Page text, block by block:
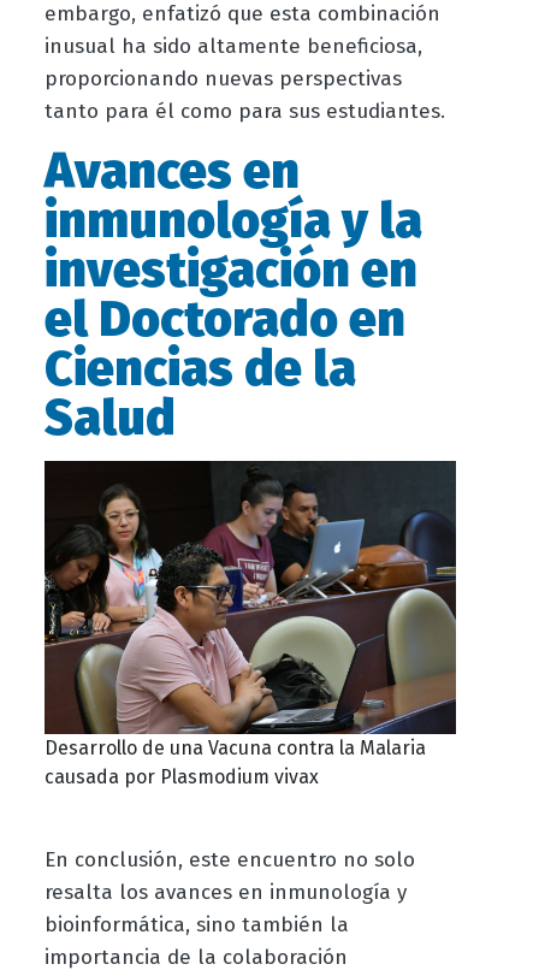
embargo, enfatizó que esta combinación
inusual ha sido altamente beneficiosa,
proporcionando nuevas perspectivas
tanto para él como para sus estudiantes.
Avances en
inmunología y la
investigación en
el Doctorado en
Ciencias de la
Salud
Desarrollo de una Vacuna contra la Malaria
causada por Plasmodium vivax
En conclusión, este encuentro no solo
resalta los avances en inmunología y
bioinformática, sino también la
importancia de la colaboración